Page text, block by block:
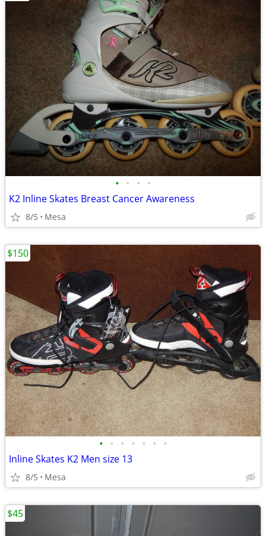
• • • •
K2 Inline Skates Breast Cancer Awareness
8/5 Mesa
• • • • • • •
Inline Skates K2 Men size 13
8/5 Mesa
$150
$45